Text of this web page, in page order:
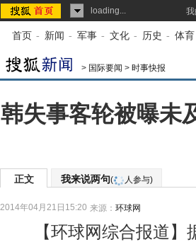
loading... 我
首页 - 新闻 - 军事 - 文化 - 历史 - 体育
> 国际要闻 > 时事快报
韩失事客轮被曝未
正文 我来说两句( 人参与)
2014年04月21日15:20 来源： 环球网
【环球网综合报道】